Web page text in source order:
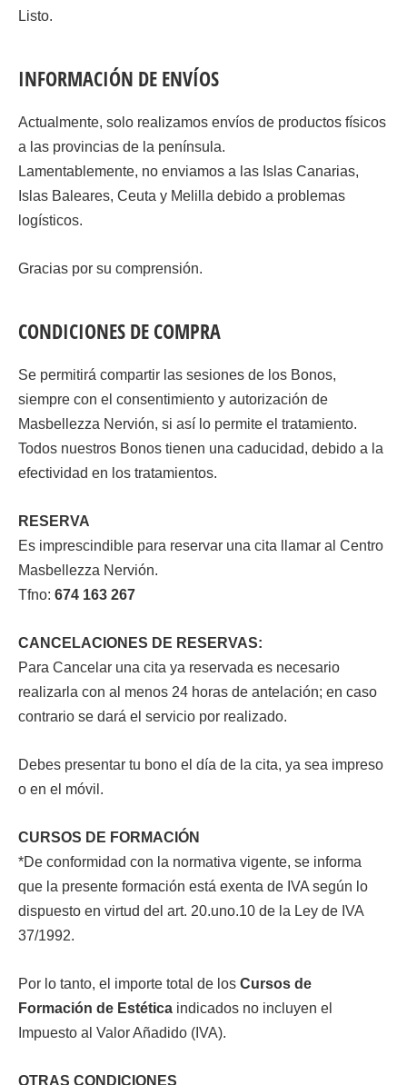
Listo.
INFORMACIÓN DE ENVÍOS
Actualmente, solo realizamos envíos de productos físicos
a las provincias de la península.
Lamentablemente, no enviamos a las Islas Canarias,
Islas Baleares, Ceuta y Melilla debido a problemas
logísticos.
Gracias por su comprensión.
CONDICIONES DE COMPRA
Se permitirá compartir las sesiones de los Bonos,
siempre con el consentimiento y autorización de
Masbellezza Nervión, si así lo permite el tratamiento.
Todos nuestros Bonos tienen una caducidad, debido a la
efectividad en los tratamientos.
RESERVA
Es imprescindible para reservar una cita llamar al Centro
Masbellezza Nervión.
Tfno: 674 163 267
CANCELACIONES DE RESERVAS:
Para Cancelar una cita ya reservada es necesario
realizarla con al menos 24 horas de antelación; en caso
contrario se dará el servicio por realizado.
Debes presentar tu bono el día de la cita, ya sea impreso
o en el móvil.
CURSOS DE FORMACIÓN
*De conformidad con la normativa vigente, se informa
que la presente formación está exenta de IVA según lo
dispuesto en virtud del art. 20.uno.10 de la Ley de IVA
37/1992.
Por lo tanto, el importe total de los Cursos de
Formación de Estética indicados no incluyen el
Impuesto al Valor Añadido (IVA).
OTRAS CONDICIONES